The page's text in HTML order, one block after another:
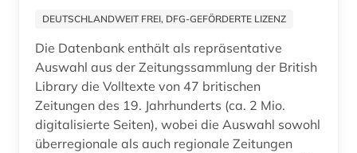
astronomy and astrophysics (1)
asylpaket (1)
asylrecht (1)
atlas (6)
DEUTSCHLANDWEIT FREI, DFG-GEFÖRDERTE LIZENZ
Die Datenbank enthält als repräsentative
Auswahl aus der Zeitungssammlung der British
Library die Volltexte von 47 britischen
Zeitungen des 19. Jahrhunderts (ca. 2 Mio.
digitalisierte Seiten), wobei die Auswahl sowohl
überregionale als auch regionale Zeitungen